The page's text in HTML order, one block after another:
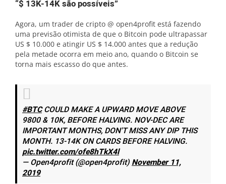
“$ 13K-14K são possíveis”
Agora, um trader de cripto @ open4profit está fazendo
uma previsão otimista de que o Bitcoin pode ultrapassar
US $ 10.000 e atingir US $ 14.000 antes que a redução
pela metade ocorra em meio ano, quando o Bitcoin se
torna mais escasso do que antes.
#BTCCOULD MAKE A UPWARD MOVE ABOVE
9800 & 10K, BEFORE HALVING. NOV-DEC ARE
IMPORTANT MONTHS, DON'T MISS ANY DIP THIS
MONTH. 13-14K ON CARDS BEFORE HALVING.
pic.twitter.com/ofe8hTkX4l
— Open4profit (@open4profit)November 11,
2019